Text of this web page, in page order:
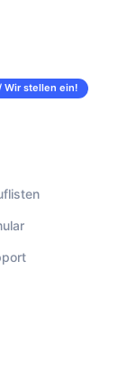
Wir stellen ein!